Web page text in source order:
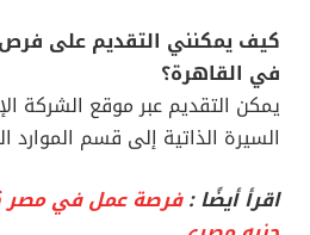
كيف يمكنني التقديم على
في القاهرة؟
يمكن التقديم عبر موقع الشركة
السيرة الذاتية إلى قسم الموارد
اقرأ أيضًا :